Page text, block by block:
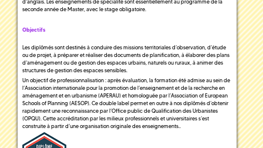
d’anglais. Les enseignements de spécialité sont essentiellement au programme de la
seconde année de Master, avec le stage obligatoire.
Objectifs
Les diplômés sont destinés à conduire des missions territoriales d’observation, d’étude
ou de projet, à préparer et réaliser des documents de planification, à élaborer des plans
d’aménagement ou de gestion des espaces urbains, naturels ou ruraux, à animer des
structures de gestion des espaces sensibles.
Un objectif de professionnalisation : après évaluation, la formation été admise au sein de
l’Association internationale pour la promotion de l’enseignement et de la recherche en
aménagement et en urbanisme (APERAU) et homologuée par l’Association of European
Schools of Planning (AESOP). Ce double label permet en outre à nos diplômés d’obtenir
rapidement une reconnaissance par l’Office public de Qualification des Urbanistes
(OPQU). Cette accréditation par les milieux professionnels et universitaires s’est
construite à partir d’une organisation originale des enseignements..